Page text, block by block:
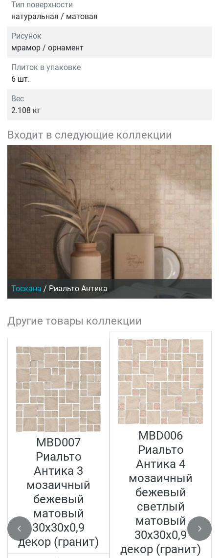
Тип поверхности
натуральная / матовая
Рисунок
мрамор / орнамент
Плиток в упаковке
6 шт.
Вес
2.108 кг
Входит в следующие коллекции
Тоскана / Риальто Антика
Другие товары коллекции
MBD007
Риальто
Антика 3
мозаичный
бежевый
матовый
30х30х0,9
декор (гранит)
MBD006
Риальто
Антика 4
мозаичный
бежевый
светлый
матовый
30х30х0,9
декор (гранит)